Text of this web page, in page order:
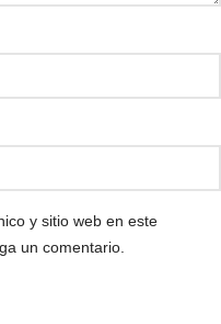
y sitio web en este
un comentario.